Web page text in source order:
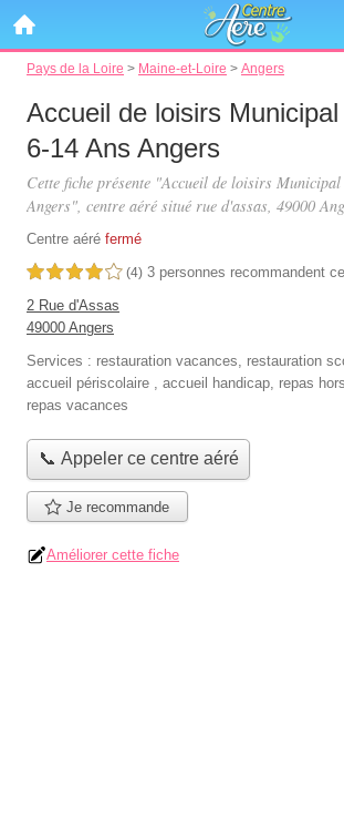
Pays de la Loire > Maine-et-Loire > Angers
Accueil de loisirs
6-14 Ans Angers
Cette fiche présente "Accueil de loisirs
Angers", centre aéré situé rue d'assas, 49000
Centre aéré fermé
4,0 étoiles sur 5 (4) 3 personnes recommandent
2 Rue d'Assas
49000 Angers
Services : restauration vacances, restauration
accueil périscolaire , accueil handicap, repas
repas vacances
📞 Appeler ce centre aéré
Je recommande
Améliorer cette fiche